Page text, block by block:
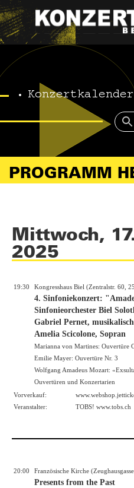
Konzertkalender
PROGRAMM
Mittwoch,
2025
19:30 Kongresshaus Biel (Zentralstr. 60,
4. Sinfoniekonzert:
Sinfonieorchester Biel
Gabriel Pernet,
Amelia Scicolone, Sopran
Marianna von Martines: Ouvertüre
Emilie Mayer: Ouvertüre Nr. 3
Wolfgang Amadeus Mozart:
Ouvertüren und Konzertarien
Vorverkauf:
Veranstalter:
TOBS! www.tobs.ch
20:00 Französische Kirche
Presents from the Past